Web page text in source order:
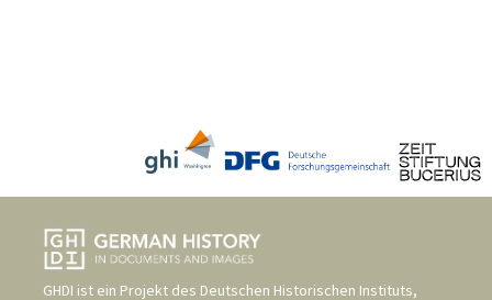
GHDI ist ein Projekt des Deutschen Historischen Instituts,